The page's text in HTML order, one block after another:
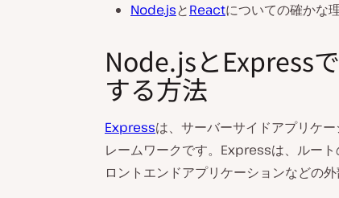
Node.jsとReactについての確かな
Node.jsとExpress
する方法
Expressは、サーバーサイドアプリケ
レームワークです。Expressは、ルー
ロントエンドアプリケーションなどの